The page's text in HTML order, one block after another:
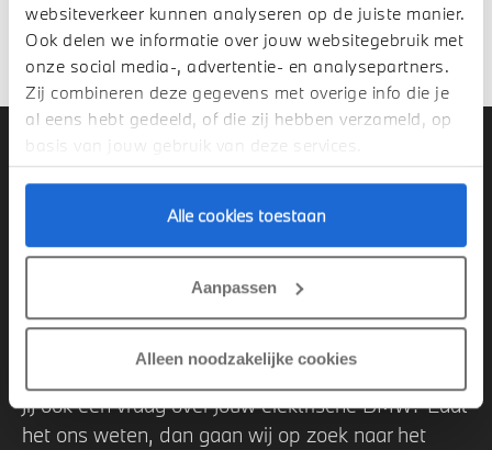
websiteverkeer kunnen analyseren op de juiste manier.
Ook delen we informatie over jouw websitegebruik met
onze social media-, advertentie- en analysepartners.
Zij combineren deze gegevens met overige info die je
al eens hebt gedeeld, of die zij hebben verzameld, op
basis van jouw gebruik van deze services.
Alle cookies toestaan
Aanpassen
Alleen noodzakelijke cookies
3. 230v/Type 3-laadkabel
Veel gestelde vragen over
elektrisch op reis.
Op deze Electric Hub proberen we zoveel
mogelijk praktische vragen te beantwoorden.
Deze vragen komen voort uit gesprekken bij ons
uit de showroom, aan de werkplaatsbalie of
tijdens het aankoopproces van onze klanten. Heb
jij ook een vraag over jouw elektrische BMW? Laat
het ons weten, dan gaan wij op zoek naar het